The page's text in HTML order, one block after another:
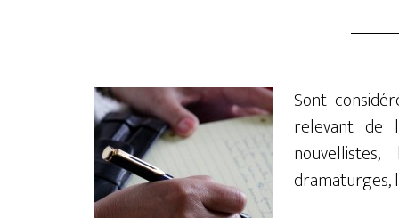
Sont
relevant de
dramaturges,